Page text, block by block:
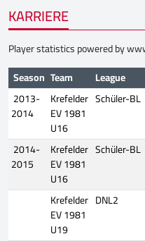
KARRIERE
Player statistics powered by
Season Team League
2013-
2014
Krefelder
EV 1981
U16
Schüler-BL
2014-
2015
Krefelder
EV 1981
U16
Schüler-BL
Krefelder
EV 1981
U19
DNL2